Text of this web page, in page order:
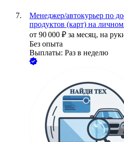
Менеджер/автокурьер по
продуктов (карт) на
от 90 000 ₽ за месяц, на
Без опыта
Выплаты: Раз в неделю